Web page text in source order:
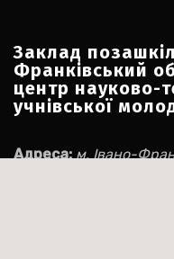
Заклад
Франківський
центр науково-
учнівської
Адреса: м. Івано-